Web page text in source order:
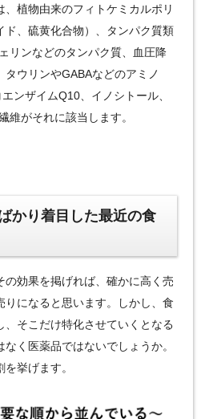
植物由来のフィトケミカルポリ
ド、硫黄化合物）、タンパク質類
リンなどのタンパク質、血圧降
ウリンやGABAなどのアミノ
ンザイムQ10、イノシトール、
維がそれに該当します。
かり着目した最近の食
の効果を掲げれば、確かに高く売
りになると思います。しかし、食
、そこだけ特化させていくとなる
く医薬品ではないでしょうか。
挙げます。